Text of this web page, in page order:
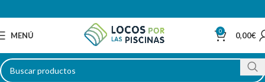
MENÚ 0 0,00€